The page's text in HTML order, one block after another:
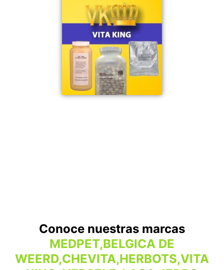
Conoce nuestras marcas
MEDPET,BELGICA DE
WEERD,CHEVITA,HERBOTS,VITA